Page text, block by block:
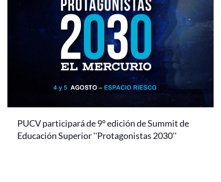
PUCV participará de 9° edición de Summit de
Educación Superior ''Protagonistas 2030''